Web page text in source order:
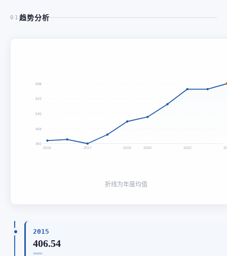
01 趋势分析
698
622
545
469
392
2015 2017 2019 2020 2022
折线为年度均值
2015
406.54